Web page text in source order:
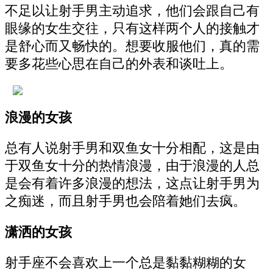
不足以让射手男主动追求，他们会跟自己有
眼缘的女生交往，只有这样两个人的接触才
是舒心而又畅快的。想要收服他们，真的需
要多花些心思在自己的外表和谈吐上。
浪漫的女孩
总有人说射手男和双鱼女十分相配，这是由
于双鱼女十分的热情浪漫，由于浪漫的人总
是会有着许多浪漫的想法，这点让射手男为
之痴迷，而且射手男也会陪着她们去疯。
潇洒的女孩
射手座不会喜欢上一个总是黏黏糊糊的女